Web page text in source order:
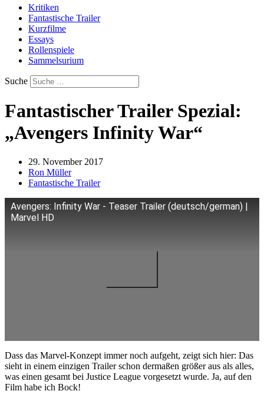
Kritiken
Fantastische Trailer
Kurzfilme
Essays
Rollenspiele
Sammelsurium
Suche
Fantastischer Trailer Spezial:
„Avengers Infinity War“
29. November 2017
Ron Müller
Fantastische Trailer
Avengers: Infinity War - Teaser Trailer (deutsch/german) |
Marvel HD
Dass das Marvel-Konzept immer noch aufgeht, zeigt sich hier: Das
sieht in einem einzigen Trailer schon dermaßen größer aus als alles,
was einen gesamt bei Justice League vorgesetzt wurde. Ja, auf den
Film habe ich Bock!